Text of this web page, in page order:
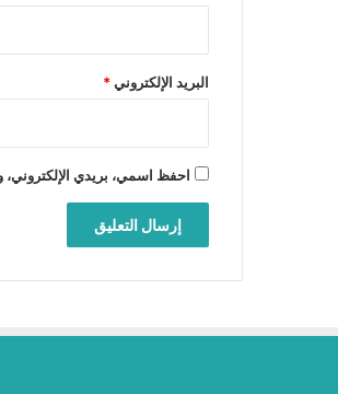
البريد الإلكتروني*
احفظ اسمي، بريدي الإلكتروني،